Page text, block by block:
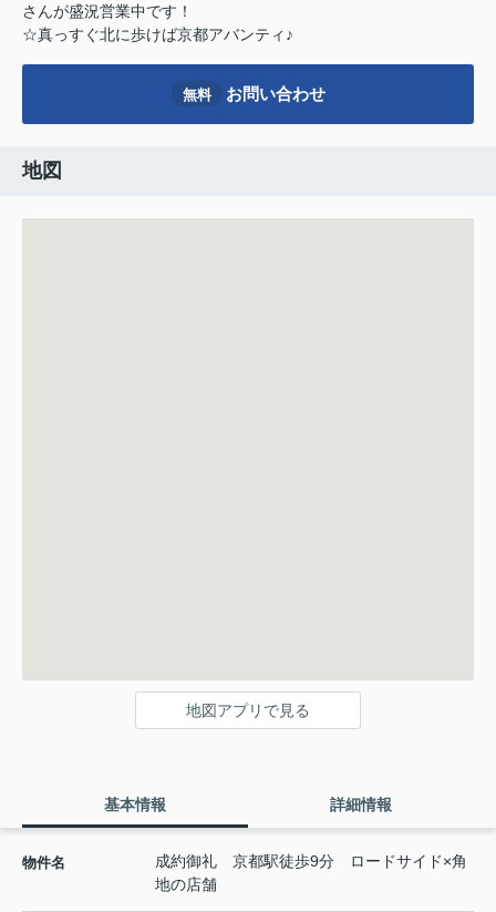
さんが盛況営業中です！
☆真っすぐ北に歩けば京都アバンティ♪
無料 お問い合わせ
地図
地図アプリで見る
基本情報 詳細情報
物件名
成約御礼 京都駅徒歩9分 ロードサイド×角
地の店舗